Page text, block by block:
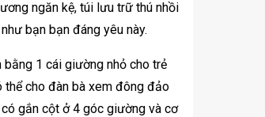
ngăn kệ, túi lưu trữ thú nhồi
bạn bạn đáng yêu này.
1 cái giường nhỏ cho trẻ
cho đàn bà xem đông đảo
gắn cột ở 4 góc giường và cơ